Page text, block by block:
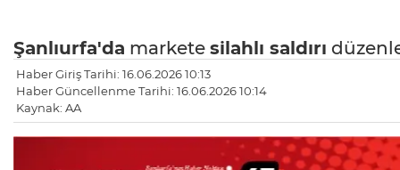
Şanlıurfa'da markete silahlı saldırı
Haber Giriş Tarihi: 16.06.2026 10:13
Haber Güncellenme Tarihi: 16.06.2026 10:14
Kaynak: AA